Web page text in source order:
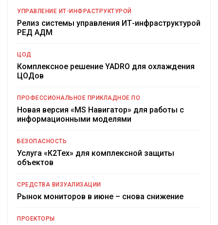
УПРАВЛЕНИЕ ИТ-ИНФРАСТРУКТУРОЙ
Релиз системы управления ИТ-инфраструктурой
РЕД АДМ
ЦОД
Комплексное решение YADRO для охлаждения
ЦОДов
ПРОФЕССИОНАЛЬНОЕ ПРИКЛАДНОЕ ПО
Новая версия «MS Навигатор» для работы с
информационными моделями
БЕЗОПАСНОСТЬ
Услуга «К2Тех» для комплексной защиты
объектов
СРЕДСТВА ВИЗУАЛИЗАЦИИ
Рынок мониторов в июне – снова снижение
ПРОЕКТОРЫ